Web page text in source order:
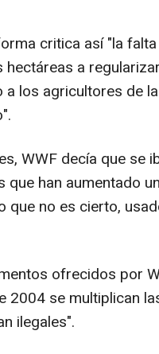
critica así "la
hectáreas a
a los agricultores de
WWF decía que se
que han aumentado
que no es cierto,
ofrecidos por
2004 se multiplican
ilegales".